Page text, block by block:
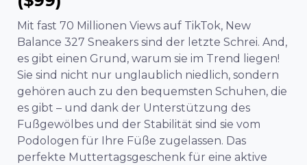
Mit fast 70 Millionen Views auf TikTok, New
Balance 327 Sneakers sind der letzte Schrei. And,
es gibt einen Grund, warum sie im Trend liegen!
Sie sind nicht nur unglaublich niedlich, sondern
gehören auch zu den bequemsten Schuhen, die
es gibt – und dank der Unterstützung des
Fußgewölbes und der Stabilität sind sie vom
Podologen für Ihre Füße zugelassen. Das
perfekte Muttertagsgeschenk für eine aktive